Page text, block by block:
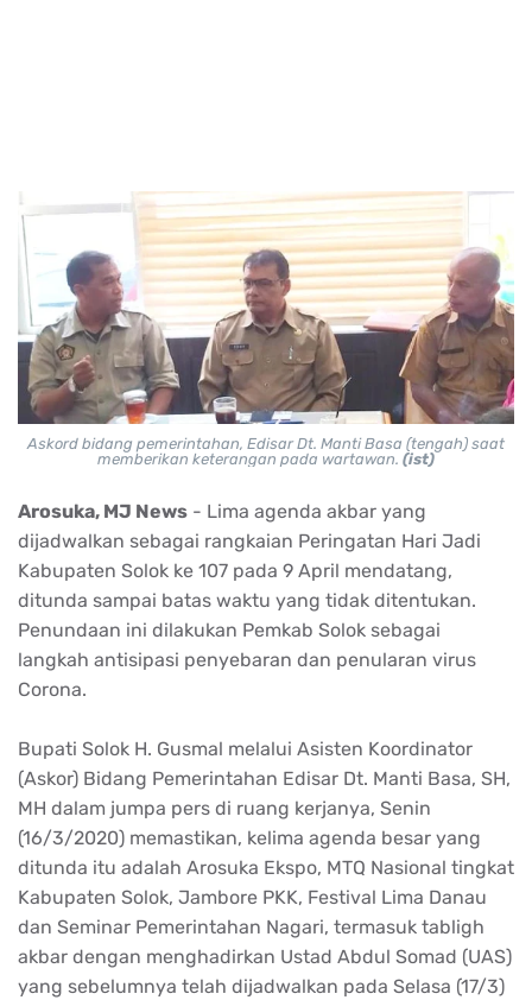
Askord bidang pemerintahan, Edisar Dt. Manti Basa (tengah) saat
memberikan keterangan pada wartawan. (ist)
Arosuka, MJ News - Lima agenda akbar yang
dijadwalkan sebagai rangkaian Peringatan Hari Jadi
Kabupaten Solok ke 107 pada 9 April mendatang,
ditunda sampai batas waktu yang tidak ditentukan.
Penundaan ini dilakukan Pemkab Solok sebagai
langkah antisipasi penyebaran dan penularan virus
Corona.
Bupati Solok H. Gusmal melalui Asisten Koordinator
(Askor) Bidang Pemerintahan Edisar Dt. Manti Basa, SH,
MH dalam jumpa pers di ruang kerjanya, Senin
(16/3/2020) memastikan, kelima agenda besar yang
ditunda itu adalah Arosuka Ekspo, MTQ Nasional tingkat
Kabupaten Solok, Jambore PKK, Festival Lima Danau
dan Seminar Pemerintahan Nagari, termasuk tabligh
akbar dengan menghadirkan Ustad Abdul Somad (UAS)
yang sebelumnya telah dijadwalkan pada Selasa (17/3)